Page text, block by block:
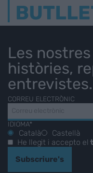
Les
històries,
entrevistes.
CORREU ELECTRÒNIC
IDIOMA*
Català
Castellà
He llegit i accepto el
Subscriure's